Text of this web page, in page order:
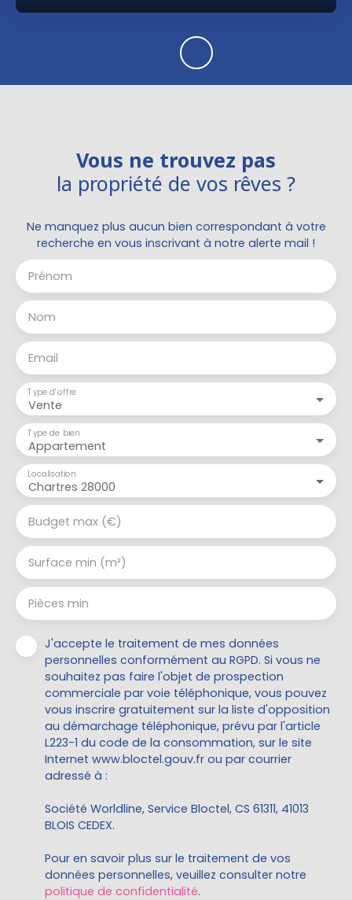
Vous ne trouvez pas
la propriété de vos rêves ?
Ne manquez plus aucun bien correspondant à votre
recherche en vous inscrivant à notre alerte mail !
Prénom
Nom
Email
Vente
Type d'offre
Appartement
Type de bien
Chartres 28000
Localisation
Budget max (€)
Surface min (m²)
Pièces min
J'accepte le traitement de mes données
personnelles conformément au RGPD. Si vous ne
souhaitez pas faire l'objet de prospection
commerciale par voie téléphonique, vous pouvez
vous inscrire gratuitement sur la liste d'opposition
au démarchage téléphonique, prévu par l'article
L223-1 du code de la consommation, sur le site
Internet www.bloctel.gouv.fr ou par courrier
adressé à :
Société Worldline, Service Bloctel, CS 61311, 41013
BLOIS CEDEX.
Pour en savoir plus sur le traitement de vos
données personnelles, veuillez consulter notre
politique de confidentialité.